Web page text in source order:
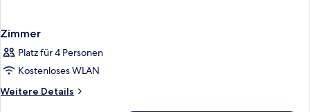
Zimmer
Platz für 4 Personen
Kostenloses WLAN
Weitere Details
Weitere